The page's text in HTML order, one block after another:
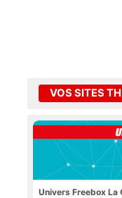
VOS SITES
Univers Freebox La